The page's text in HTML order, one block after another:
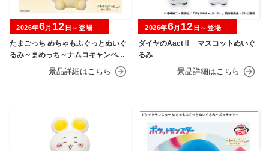
たまごっち めちゃもふぐっとぬいぐ
るみ～まめっち～ナムコキャンペー
2026年6月 12 日～登場
ダイヤのAactⅡ マスコットぬいぐ
るみ
2026年6月 12 日～登場